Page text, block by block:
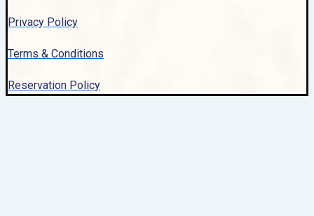
Privacy Policy
Terms & Conditions
Reservation Policy